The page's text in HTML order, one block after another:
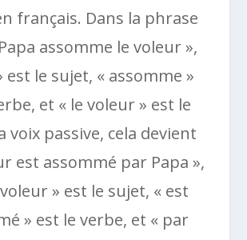
français. Dans la phrase
assomme le voleur »,
est le sujet, « assomme »
et « le voleur » est le
voix passive, cela devient
est assommé par Papa »,
» est le sujet, « est
» est le verbe, et « par